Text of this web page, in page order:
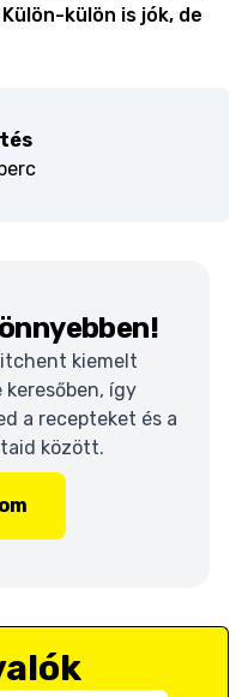
külön is jók, de
kiemelt
így
a recepteket és a
között.